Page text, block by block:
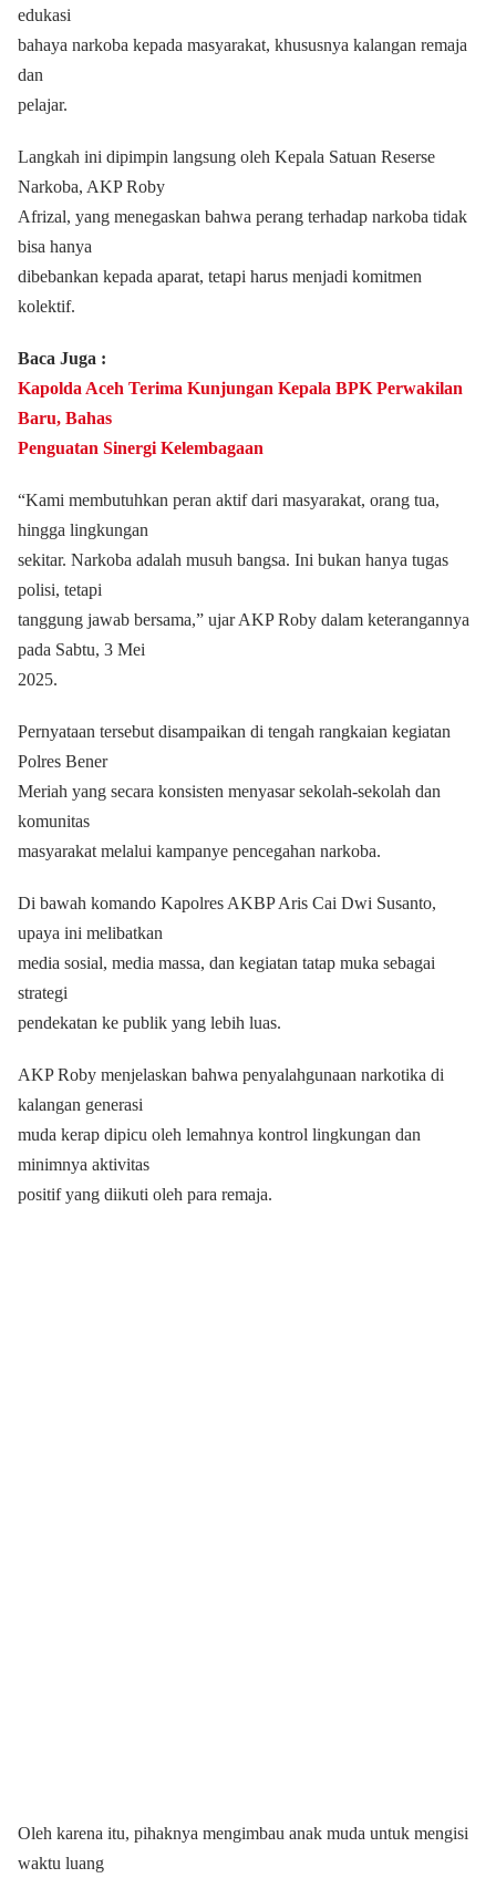
edukasi
bahaya narkoba kepada masyarakat, khususnya kalangan remaja
dan
pelajar.
Langkah ini dipimpin langsung oleh Kepala Satuan Reserse
Narkoba, AKP Roby
Afrizal, yang menegaskan bahwa perang terhadap narkoba tidak
bisa hanya
dibebankan kepada aparat, tetapi harus menjadi komitmen
kolektif.
Baca Juga :
Kapolda Aceh Terima Kunjungan Kepala BPK Perwakilan
Baru, Bahas
Penguatan Sinergi Kelembagaan
“Kami membutuhkan peran aktif dari masyarakat, orang tua,
hingga lingkungan
sekitar. Narkoba adalah musuh bangsa. Ini bukan hanya tugas
polisi, tetapi
tanggung jawab bersama,” ujar AKP Roby dalam keterangannya
pada Sabtu, 3 Mei
2025.
Pernyataan tersebut disampaikan di tengah rangkaian kegiatan
Polres Bener
Meriah yang secara konsisten menyasar sekolah-sekolah dan
komunitas
masyarakat melalui kampanye pencegahan narkoba.
Di bawah komando Kapolres AKBP Aris Cai Dwi Susanto,
upaya ini melibatkan
media sosial, media massa, dan kegiatan tatap muka sebagai
strategi
pendekatan ke publik yang lebih luas.
AKP Roby menjelaskan bahwa penyalahgunaan narkotika di
kalangan generasi
muda kerap dipicu oleh lemahnya kontrol lingkungan dan
minimnya aktivitas
positif yang diikuti oleh para remaja.
Oleh karena itu, pihaknya mengimbau anak muda untuk mengisi
waktu luang